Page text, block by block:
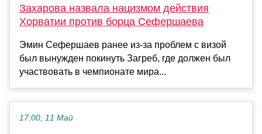
Захарова назвала нацизмом действия
Хорватии против борца Сефершаева
Эмин Сефершаев ранее из-за проблем с визой
был вынужден покинуть Загреб, где должен был
участвовать в чемпионате мира...
17:00, 11 Май